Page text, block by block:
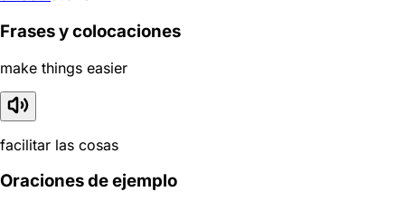
Frases y colocaciones
make things easier
facilitar las cosas
Oraciones de ejemplo